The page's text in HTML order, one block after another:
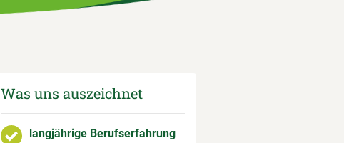
Was uns auszeichnet
langjährige Berufserfahrung